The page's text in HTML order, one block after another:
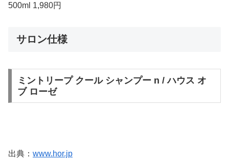
500ml 1,980円
サロン仕様
ミントリープ クール シャンプー n / ハウス オ
ブ ローゼ
出典： www.hor.jp